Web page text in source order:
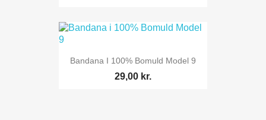
Bandana I 100% Bomuld Model 9
29,00 kr.